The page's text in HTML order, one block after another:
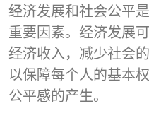
经济发展和社会公平
重要因素。经济发展
经济收入，减少社会
以保障每个人的基本
公平感的产生。